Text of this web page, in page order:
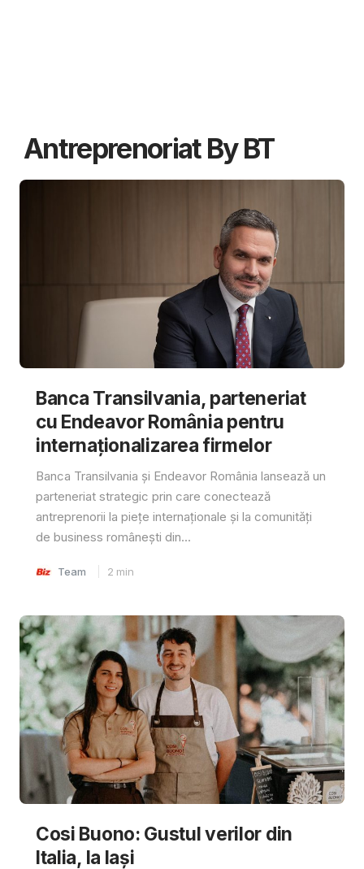
Antreprenoriat By BT
Banca Transilvania, parteneriat
cu Endeavor România pentru
internaționalizarea firmelor
Banca Transilvania și Endeavor România lansează un
parteneriat strategic prin care conectează
antreprenorii la piețe internaționale și la comunități
de business românești din...
Team 2 min
Cosi Buono: Gustul verilor din
Italia, la Iași